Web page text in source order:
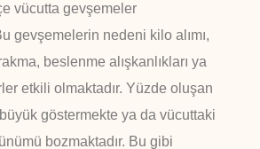
vücutta gevşemeler
gevşemelerin nedeni kilo alımı,
beslenme alışkanlıkları ya
etkili olmaktadır. Yüzde oluşan
göstermekte ya da vücuttaki
bozmaktadır. Bu gibi